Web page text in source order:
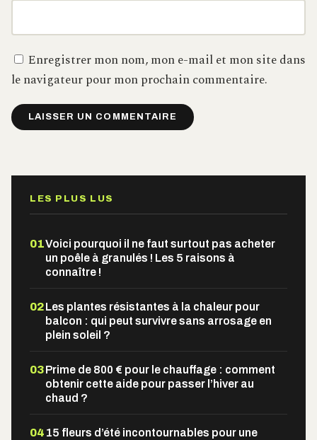
Enregistrer mon nom, mon e-mail et mon site dans
le navigateur pour mon prochain commentaire.
LES PLUS LUS
01Voici pourquoi il ne faut surtout pas acheter
un poêle à granulés ! Les 5 raisons à
connaître !
02Les plantes résistantes à la chaleur pour
balcon : qui peut survivre sans arrosage en
plein soleil ?
03Prime de 800 € pour le chauffage : comment
obtenir cette aide pour passer l’hiver au
chaud ?
04 15 fleurs d’été incontournables pour une